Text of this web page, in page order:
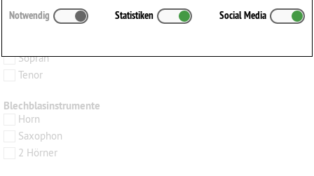
Hohe Stimme
Mittlere Stimme
Sopran
Tenor
Blechblasinstrumente
Horn
Saxophon
2 Hörner
Notwendig Statistiken Social Media